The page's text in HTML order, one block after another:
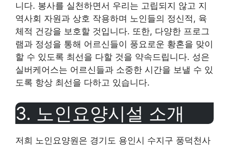
니다. 봉사를 실천하면서 우리는 고립되지 않고 지
역사회 자원과 상호 작용하며 노인들의 정신적, 육
체적 건강을 보호할 것입니다. 또한, 다양한 프로그
램과 정성을 통해 어르신들이 풍요로운 황혼을 맞이
할 수 있도록 최선을 다할 것을 약속드립니다. 성은
실버케어스는 어르신들과 소중한 시간을 보낼 수 있
도록 항상 최선을 다하고 있습니다.
3. 노인요양시설 소개
저희 노인요양원은 경기도 용인시 수지구 풍덕천사